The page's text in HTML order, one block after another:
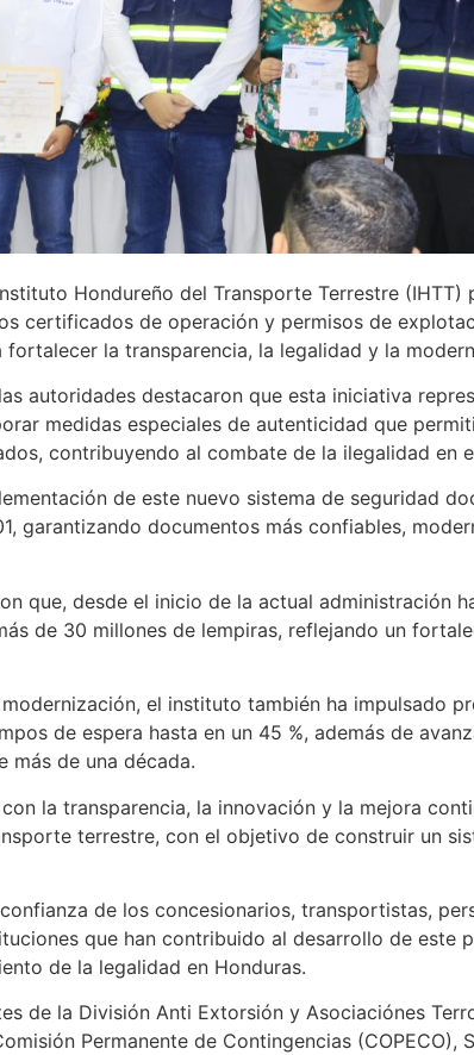
Hondureño del Transporte Terrestre
certificados de operación y permisos de
fortalecer la transparencia, la legalidad y la
autoridades destacaron que esta iniciativa
medidas especiales de autenticidad que
contribuyendo al combate de la ilegalidad en
de este nuevo sistema de seguridad
garantizando documentos más confiables,
que, desde el inicio de la actual administración
de 30 millones de lempiras, reflejando un
el instituto también ha impulsado
de espera hasta en un 45 %, además de
más de una década.
la transparencia, la innovación y la mejora
terrestre, con el objetivo de construir un
de los concesionarios, transportistas,
que han contribuido al desarrollo de este
de la legalidad en Honduras.
de la División Anti Extorsión y Asociaciónes
Permanente de Contingencias (COPECO),